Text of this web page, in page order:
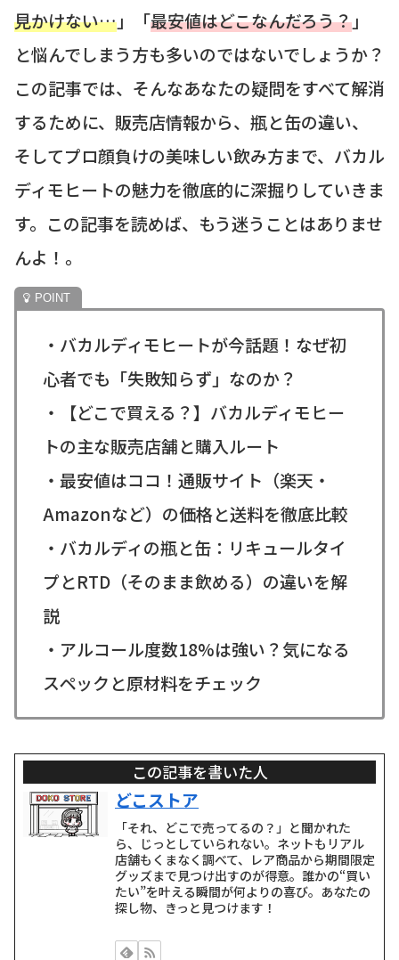
見かけない…」「最安値はどこなんだろう？」
と悩んでしまう方も多いのではないでしょうか？
この記事では、そんなあなたの疑問をすべて解消
するために、販売店情報から、瓶と缶の違い、
そしてプロ顔負けの美味しい飲み方まで、バカル
ディモヒートの魅力を徹底的に深掘りしていきま
す。この記事を読めば、もう迷うことはありませ
んよ！。
・バカルディモヒートが今話題！なぜ初
心者でも「失敗知らず」なのか？
・【どこで買える？】バカルディモヒー
トの主な販売店舗と購入ルート
・最安値はココ！通販サイト（楽天・
Amazonなど）の価格と送料を徹底比較
・バカルディの瓶と缶：リキュールタイ
プとRTD（そのまま飲める）の違いを解
説
・アルコール度数18%は強い？気になる
スペックと原材料をチェック
この記事を書いた人
どこストア
「それ、どこで売ってるの？」と聞かれた
ら、じっとしていられない。ネットもリアル
店舗もくまなく調べて、レア商品から期間限定
グッズまで見つけ出すのが得意。誰かの“買い
たい”を叶える瞬間が何よりの喜び。あなたの
探し物、きっと見つけます！